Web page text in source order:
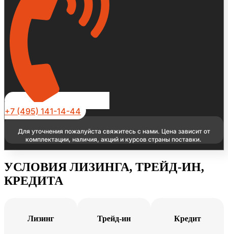
+7 (495) 141-14-44
Для уточнения пожалуйста свяжитесь с нами. Цена зависит от
комплектации, наличия, акций и курсов страны поставки.
УСЛОВИЯ ЛИЗИНГА, ТРЕЙД-ИН,
КРЕДИТА
Лизинг Трейд-ин Кредит